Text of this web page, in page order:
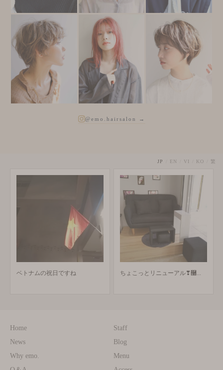
@emo.hairsalon →
JP EN VI KO 繁
ベトナムの祝日ですね ちょこっとリニューアル❣࿠...
Home
News
Why emo.
Staff
Blog
Menu